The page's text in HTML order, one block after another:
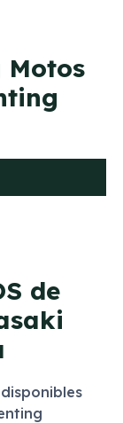
Motos
de
disponibles